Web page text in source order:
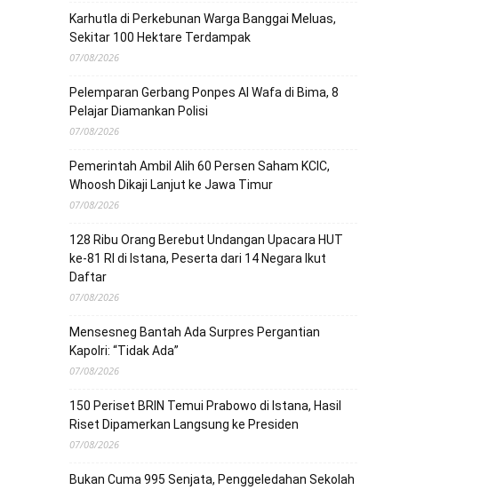
Karhutla di Perkebunan Warga Banggai Meluas,
Sekitar 100 Hektare Terdampak
07/08/2026
Pelemparan Gerbang Ponpes Al Wafa di Bima, 8
Pelajar Diamankan Polisi
07/08/2026
Pemerintah Ambil Alih 60 Persen Saham KCIC,
Whoosh Dikaji Lanjut ke Jawa Timur
07/08/2026
128 Ribu Orang Berebut Undangan Upacara HUT
ke-81 RI di Istana, Peserta dari 14 Negara Ikut
Daftar
07/08/2026
Mensesneg Bantah Ada Surpres Pergantian
Kapolri: “Tidak Ada”
07/08/2026
150 Periset BRIN Temui Prabowo di Istana, Hasil
Riset Dipamerkan Langsung ke Presiden
07/08/2026
Bukan Cuma 995 Senjata, Penggeledahan Sekolah